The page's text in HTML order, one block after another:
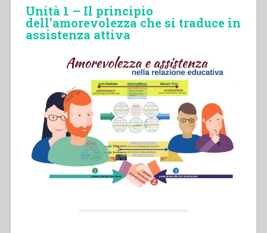
Unità 1 – Il principio
dell’amorevolezza che si traduce in
assistenza attiva